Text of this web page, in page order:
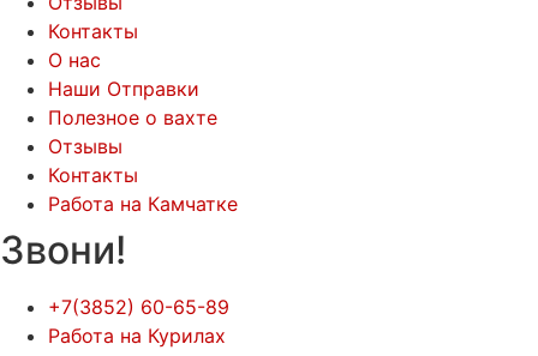
Контакты
О нас
Наши Отправки
Полезное о вахте
Отзывы
Контакты
Работа на Камчатке
Звони!
+7(3852) 60-65-89
Работа на Курилах